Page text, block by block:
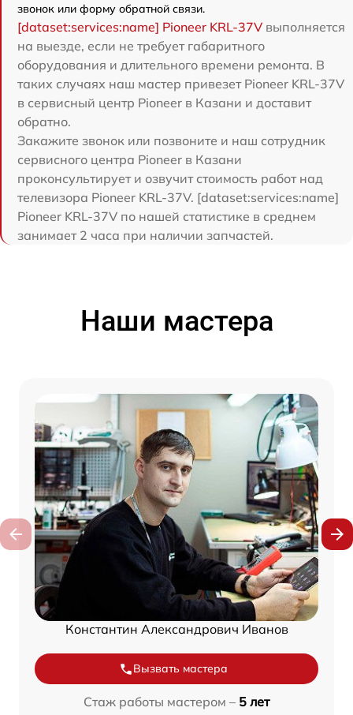
звонок или форму обратной связи.
[dataset:services:name] Pioneer KRL-37V выполняется
на выезде, если не требует габаритного
оборудования и длительного времени ремонта. В
таких случаях наш мастер привезет Pioneer KRL-37V
в сервисный центр Pioneer в Казани и доставит
обратно.
Закажите звонок или позвоните и наш сотрудник
сервисного центра Pioneer в Казани
проконсультирует и озвучит стоимость работ над
телевизора Pioneer KRL-37V. [dataset:services:name]
Pioneer KRL-37V по нашей статистике в среднем
занимает 2 часа при наличии запчастей.
Наши мастера
Константин Александрович Иванов
Вызвать мастера
Стаж работы мастером – 5 лет